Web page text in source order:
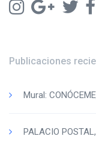
Publicaciones
Mural:
PALACIO